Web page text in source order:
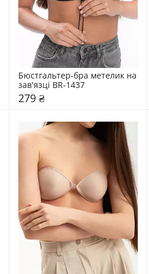
Бюстгальтер-бра метелик на
зав'язці BR-1437
279 ₴